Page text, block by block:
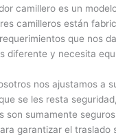
camillero es un
camilleros están
que nos
diferente y necesita
nos ajustamos a
se les resta
son sumamente
garantizar el traslado